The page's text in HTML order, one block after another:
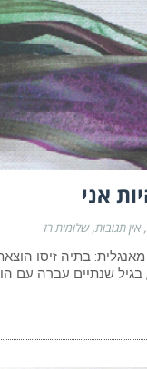
אני
אין תגובות שלומית רז
בתיה זיסו
בגיל שנתיים עברה עם